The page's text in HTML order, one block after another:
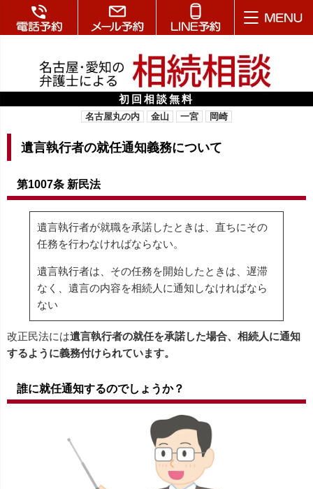
初回相談無料
名古屋丸の内 金山 一宮 岡崎
遺言執行者の就任通知義務について
第1007条 新民法
遺言執行者が就職を承諾したときは、直ちにその
任務を行わなければならない。
遺言執行者は、その任務を開始したときは、遅滞
なく、遺言の内容を相続人に通知しなければなら
ない
改正民法には遺言執行者の就任を承諾した場合、相続人に通知
するように義務付けられています。
誰に就任通知するのでしょうか？